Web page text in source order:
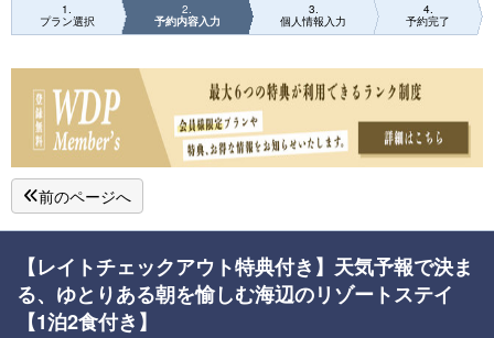
1
プラン選択
2
予約内容入力
3
個人情報入力
4
予約完了
前のページへ
【レイトチェックアウト特典付き】天気予報で決ま
る、ゆとりある朝を愉しむ海辺のリゾートステイ
【1泊2食付き】